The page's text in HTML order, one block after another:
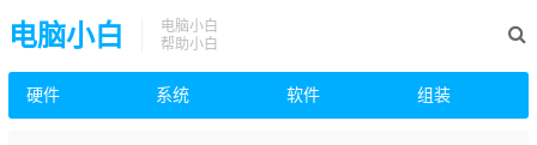
电脑小白
电脑小白
帮助小白
硬件 系统 软件 组装